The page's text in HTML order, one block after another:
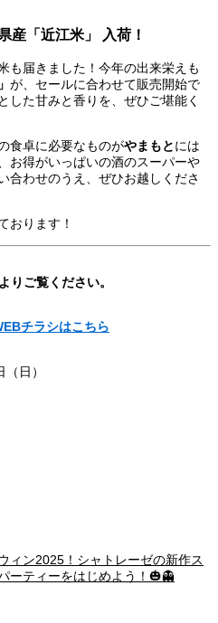
産「近江米」 入荷！
も届きました！今年の出来栄えも
が、セールに合わせて販売開始で
した甘みと香りを、ぜひご堪能く
食卓に必要なものがやまもとには
お得がいっぱいの酒のスーパーや
合わせのうえ、ぜひお越しくださ
おります！
りご覧ください。
チラシはこちら
日）
ィン2025！シャトレーゼの新作ス
ーティーをはじめよう！🎃👻